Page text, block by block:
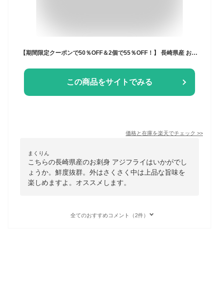
【期間限定クーポンで50％OFF＆2個で55％OFF！】 長崎県産 お刺身 アジフライ gが選べる 500g （14枚） 1kg（28枚）骨取り あじ アジ フライ フィレ 冷凍 お刺身鮮度 真アジ 骨なし 鰺フライ 鯵 惣菜 母の日 父の日
この商品をサイトでみる
価格と在庫を楽天でチェック >>
まくりん
こちらの長崎県産のお刺身 アジフライはいかがでし
ょうか。鮮度抜群。外はさくさく中は上品な旨味を
楽しめますよ。オススメします。
全てのおすすめコメント（2件）